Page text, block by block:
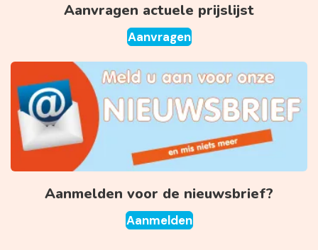
Aanvragen actuele prijslijst
Aanvragen
Aanmelden voor de nieuwsbrief?
Aanmelden